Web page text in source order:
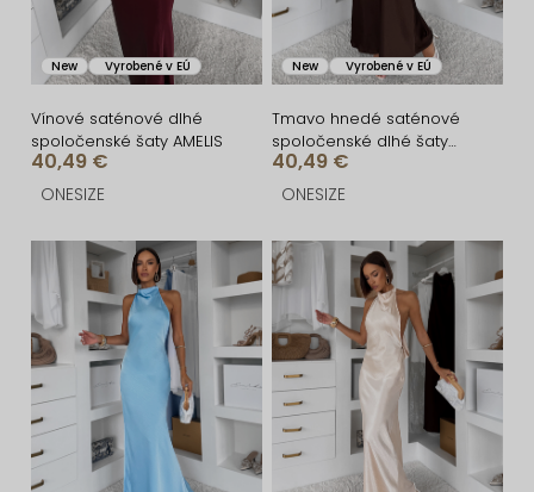
d
u
k
t
o
v
r
o
d
u
k
o
v
New Vyrobené v EÚ
Vínové saténové dlhé
spoločenské šaty AMELIS
40,49 €
ONESIZE
New Vyrobené v EÚ
Tmavo hnedé saténové
spoločenské dlhé šaty
AMELIS
40,49 €
ONESIZE